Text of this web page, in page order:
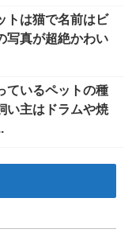
トは猫で名前はビ
写真が超絶かわい
ているペットの種
い主はドラムや焼